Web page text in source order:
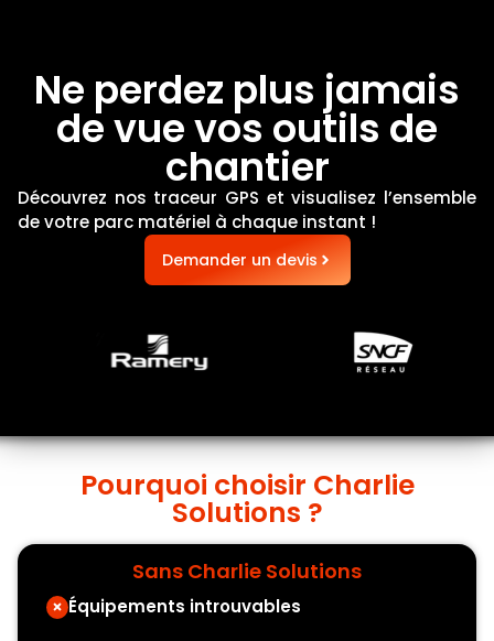
Ne perdez plus jamais
de vue vos outils de
chantier
Découvrez nos traceur GPS et visualisez l’ensemble
de votre parc matériel à chaque instant !
Demander un devis
Pourquoi choisir Charlie
Solutions ?
Sans Charlie Solutions
Équipements introuvables